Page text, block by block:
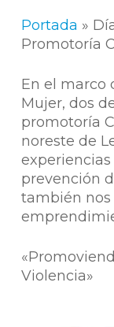
Portada »
Promotoría
En el marco
Mujer, dos
promotoría
noreste de
prevención
también nos
Violencia»